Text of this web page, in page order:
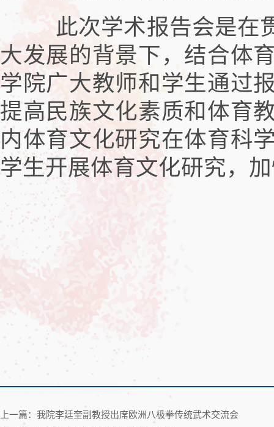
此次学术报告会是在
大发展的背景下，结合体
学院广大教师和学生通过
提高民族文化素质和体育
内体育文化研究在体育科
学生开展体育文化研究，
上一篇：我院李廷奎副教授出席欧洲八极拳传统武术交流会